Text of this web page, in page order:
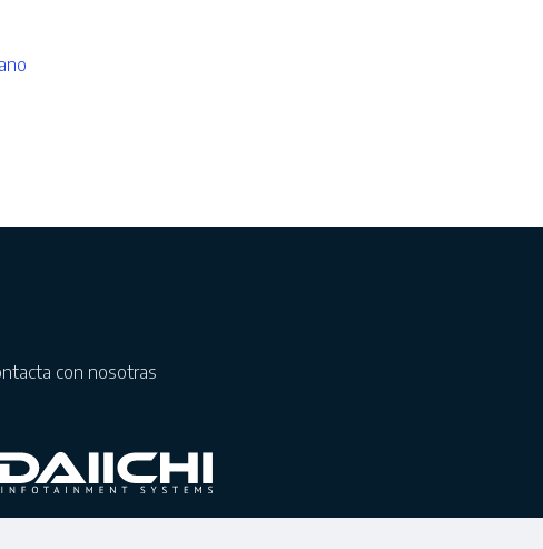
con nosotras